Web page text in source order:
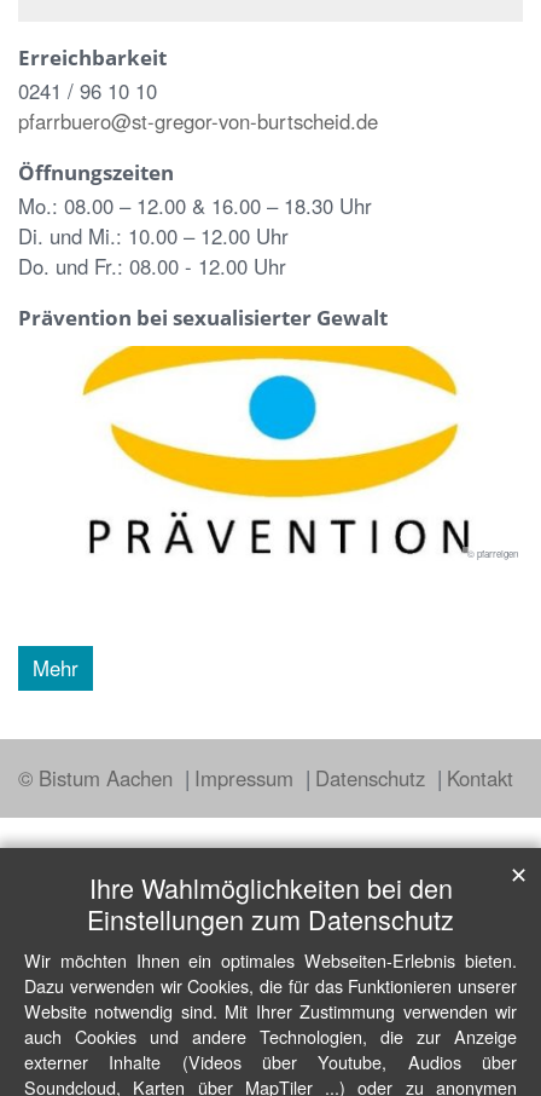
Erreichbarkeit
0241 / 96 10 10
pfarrbuero@st-gregor-von-burtscheid.de
Öffnungszeiten
Mo.: 08.00 – 12.00 & 16.00 – 18.30 Uhr
Di. und Mi.: 10.00 – 12.00 Uhr
Do. und Fr.: 08.00 - 12.00 Uhr
Prävention bei sexualisierter Gewalt
© pfarreigen
Mehr
© Bistum Aachen Impressum Datenschutz Kontakt
Ihre Wahlmöglichkeiten bei den
Einstellungen zum Datenschutz
Wir möchten Ihnen ein optimales Webseiten-Erlebnis bieten.
Dazu verwenden wir Cookies, die für das Funktionieren unserer
Website notwendig sind. Mit Ihrer Zustimmung verwenden wir
auch Cookies und andere Technologien, die zur Anzeige
externer Inhalte (Videos über Youtube, Audios über
Soundcloud, Karten über MapTiler ...) oder zu anonymen
✕